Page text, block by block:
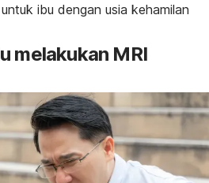
ibu dengan usia kehamilan
melakukan MRI